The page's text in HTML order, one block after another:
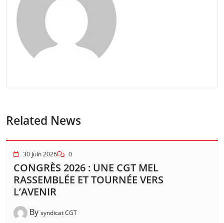
Related News
30 juin 2026 0
CONGRÈS 2026 : UNE CGT MEL
RASSEMBLÉE ET TOURNÉE VERS
L’AVENIR
By syndicat CGT